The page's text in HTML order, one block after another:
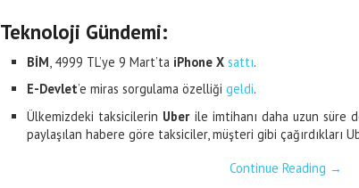
Teknoloji Gündemi:
BİM , 4999 TL’ye 9 Mart’ta iPhone X sattı.
E-Devlet’e miras sorgulama özelliği geldi.
Ülkemizdeki taksicilerin Uberile imtihanı daha uzun süre
paylaşılan habere göre taksiciler, müşteri gibi çağırdıkları
Continue Reading →